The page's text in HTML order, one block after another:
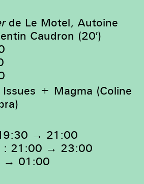
de Le Motel, Autoine
Caudron (20′)
+ Magma (Coline
→ 21:00
: 21:00 → 23:00
→ 01:00